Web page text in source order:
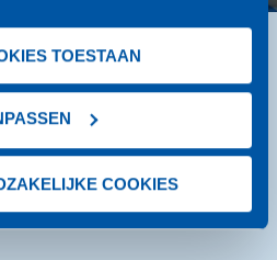
TOESTAAN
COOKIES